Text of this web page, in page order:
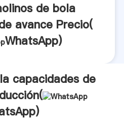
de bola
avance Precio(
WhatsApp)
capacidades de
)